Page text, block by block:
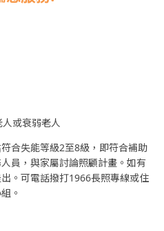
或衰弱老人
合失能等級2至8級，即符合補助
員，與家屬討論照顧計畫。如有
。可電話撥打1966長照專線或住
。